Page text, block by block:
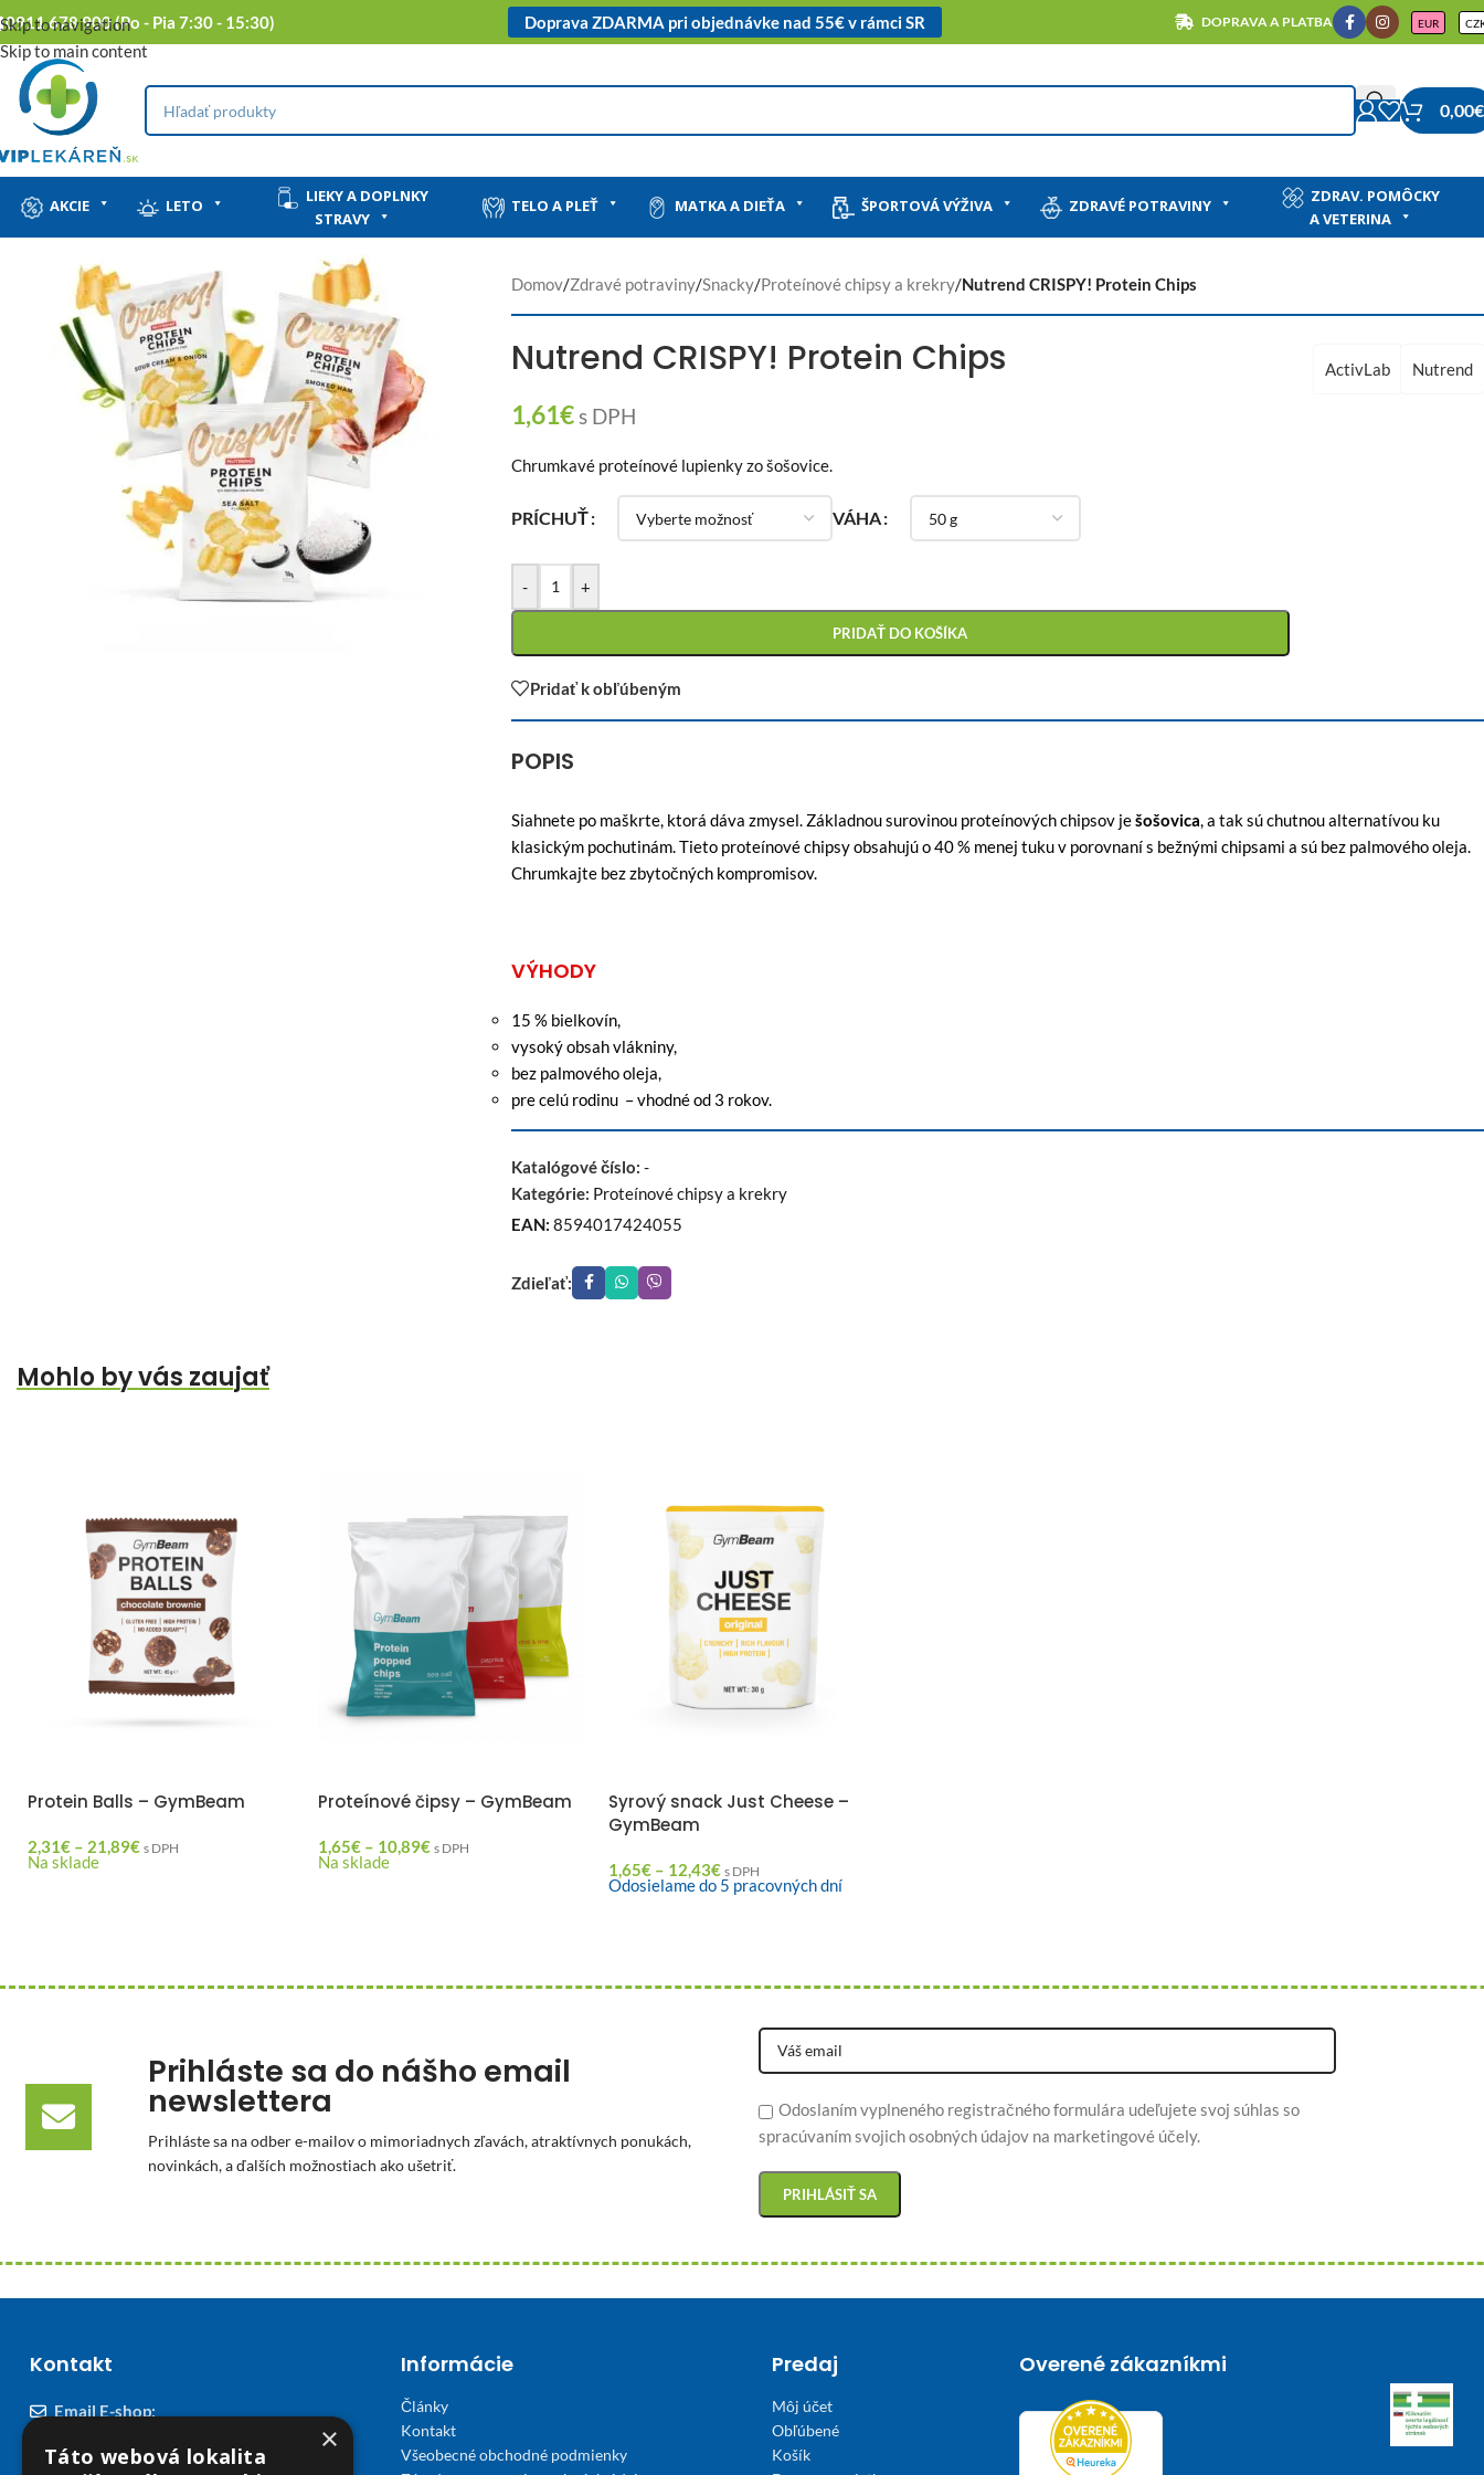
Skip to navigation
Skip to main content
0911 678 900 (Po - Pia 7:30 - 15:30) Doprava ZDARMA pri objednávke nad 55€ v rámci SR DOPRAVA A PLATBA EUR
0,00€
AKCIE LETO
LIEKY A DOPLNKY
STRAVY
TELO A PLEŤ MATKA A DIEŤA ŠPORTOVÁ VÝŽIVA ZDRAVÉ POTRAVINY
ZDRAV. POMÔCKY
A VETERINA
Domov/Zdravé potraviny/Snacky/Proteínové chipsy a krekry/Nutrend CRISPY! Protein Chips
Nutrend CRISPY! Protein Chips ActivLab Nutrend
1,61€s DPH
Chrumkavé proteínové lupienky zo šošovice.
PRÍCHUŤ VÁHA
- +
PRIDAŤ DO KOŠÍKA
Pridať k obľúbeným
POPIS
Siahnete po maškrte, ktorá dáva zmysel. Základnou surovinou proteínových chipsov ješošovica, a tak sú chutnou alternatívou ku
klasickým pochutinám. Tieto proteínové chipsy obsahujú o 40 % menej tuku v porovnaní s bežnými chipsami a sú bez palmového oleja.
Chrumkajte bez zbytočných kompromisov.
VÝHODY
15 % bielkovín,
vysoký obsah vlákniny,
bez palmového oleja,
pre celú rodinu – vhodné od 3 rokov.
Katalógové číslo: -
Kategórie: Proteínové chipsy a krekry
EAN: 8594017424055
Zdieľať:
Mohlo by vás zaujať
Protein Balls – GymBeam
2,31€ – 21,89€ s DPH
Na sklade
Proteínové čipsy – GymBeam
1,65€ – 10,89€ s DPH
Na sklade
Syrový snack Just Cheese –
GymBeam
1,65€ – 12,43€ s DPH
Odosielame do 5 pracovných dní
Prihláste sa do nášho email
newslettera
Prihláste sa na odber e-mailov o mimoriadnych zľavách, atraktívnych ponukách,
novinkách, a ďalších možnostiach ako ušetriť.
Odoslaním vyplneného registračného formulára udeľujete svoj súhlas so
spracúvaním svojich osobných údajov na marketingové účely.
Kontakt
Email E-shop:
podpora@viplekaren.sk
Informácie
Články
Kontakt
Všeobecné obchodné podmienky
Predaj
Môj účet
Obľúbené
Košík
Overené zákazníkmi
×
Táto webová lokalita